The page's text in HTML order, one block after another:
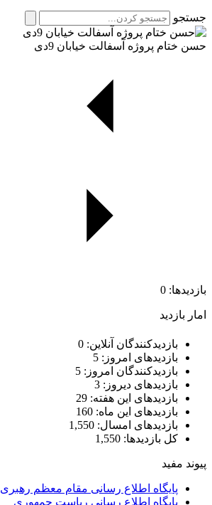
جستجو
حسن ختام پروژه آسفالت خیابان 9دی
بازدیدها: 0
امار بازدید
بازدیدکنندگان آنلاین: 0
بازدیدهای امروز: 5
بازدیدکنندگان امروز: 5
بازدیدهای دیروز: 3
بازدیدهای این هفته: 29
بازدیدهای این ماه: 160
بازدیدهای امسال: 1,550
کل بازدیدها: 1,550
پیوند مفید
پایگاه اطلاع رسانی مقام معظم رهبری
پایگاه اطلاع رسانی ریاست جمهوری